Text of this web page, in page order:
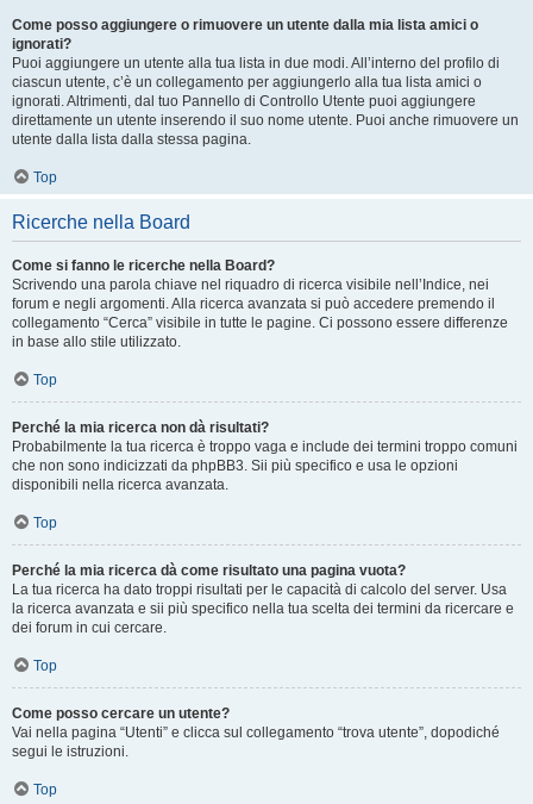
Come posso aggiungere o rimuovere un utente dalla mia lista amici o
ignorati?
Puoi aggiungere un utente alla tua lista in due modi. All’interno del profilo di
ciascun utente, c’è un collegamento per aggiungerlo alla tua lista amici o
ignorati. Altrimenti, dal tuo Pannello di Controllo Utente puoi aggiungere
direttamente un utente inserendo il suo nome utente. Puoi anche rimuovere un
utente dalla lista dalla stessa pagina.
Top
Ricerche nella Board
Come si fanno le ricerche nella Board?
Scrivendo una parola chiave nel riquadro di ricerca visibile nell’Indice, nei
forum e negli argomenti. Alla ricerca avanzata si può accedere premendo il
collegamento “Cerca” visibile in tutte le pagine. Ci possono essere differenze
in base allo stile utilizzato.
Top
Perché la mia ricerca non dà risultati?
Probabilmente la tua ricerca è troppo vaga e include dei termini troppo comuni
che non sono indicizzati da phpBB3. Sii più specifico e usa le opzioni
disponibili nella ricerca avanzata.
Top
Perché la mia ricerca dà come risultato una pagina vuota?
La tua ricerca ha dato troppi risultati per le capacità di calcolo del server. Usa
la ricerca avanzata e sii più specifico nella tua scelta dei termini da ricercare e
dei forum in cui cercare.
Top
Come posso cercare un utente?
Vai nella pagina “Utenti” e clicca sul collegamento “trova utente”, dopodiché
segui le istruzioni.
Top